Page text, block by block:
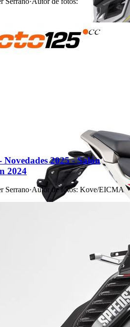
2025 - Salón
2024
Serrano·Autor de fotos: Kove/EICMA